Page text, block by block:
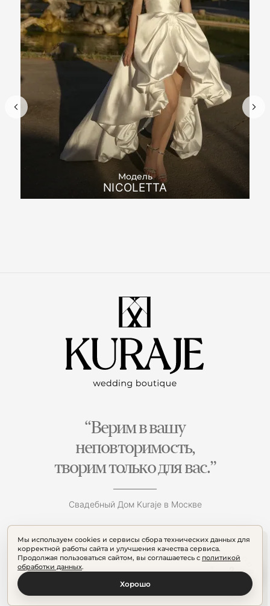
Модель
NICOLETTA
Мы используем cookies и сервисы сбора технических данных для
корректной работы сайта и улучшения качества сервиса.
Продолжая пользоваться сайтом, вы соглашаетесь с политикой
обработки данных.
Хорошо
“Верим в вашу
неповторимость,
творим только для вас.”
Свадебный Дом Kuraje в Москве